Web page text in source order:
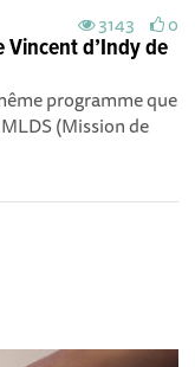
3143 0
Vincent d’Indy de
programme que
(Mission de